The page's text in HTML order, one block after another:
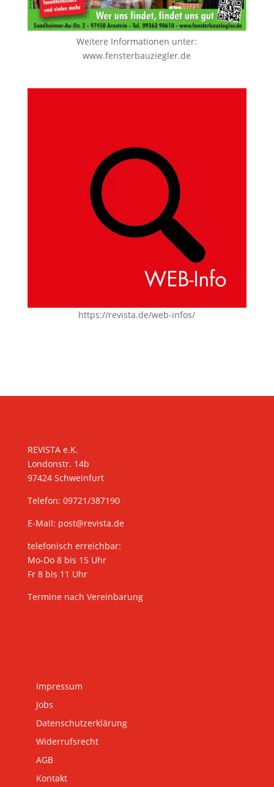
Weitere Informationen unter:
www.fensterbauziegler.de
https://revista.de/web-infos/
REVISTA e.K.
Londonstr. 14b
97424 Schweinfurt
Telefon: 09721/387190
E-Mail: post@revista.de
telefonisch erreichbar:
Mo-Do 8 bis 15 Uhr
Fr 8 bis 11 Uhr
Termine nach Vereinbarung
Impressum
Jobs
Datenschutzerklärung
Widerrufsrecht
AGB
Kontakt